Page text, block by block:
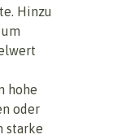
Hinzu
hohe
oder
starke